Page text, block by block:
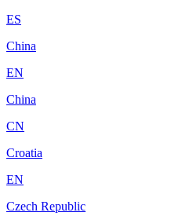
ES
China
EN
China
CN
Croatia
EN
Czech Republic